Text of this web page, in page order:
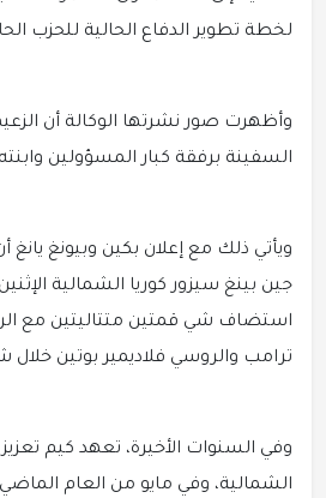
لخطة تطوير الدفاع الحالية للحزب الحاكم
وأظهرت صور نشرتها الوكالة أن
السفينة برفقة كبار المسؤولين
ويأتي ذلك مع إعلان بكين وبيونغ
جين بينغ سيزور كوريا الشمالية الإثنين
استضاف شي قمتين متتاليتين مع
ترامب والروسي فلاديمير بوتين خلال
وفي السنوات الأخيرة، تعهد كيم تعزيز
الشمالية، وفي مايو من العام